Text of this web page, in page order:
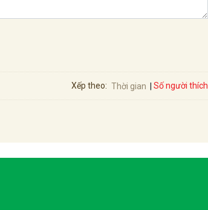
Xếp theo: Thời gian Số người thích